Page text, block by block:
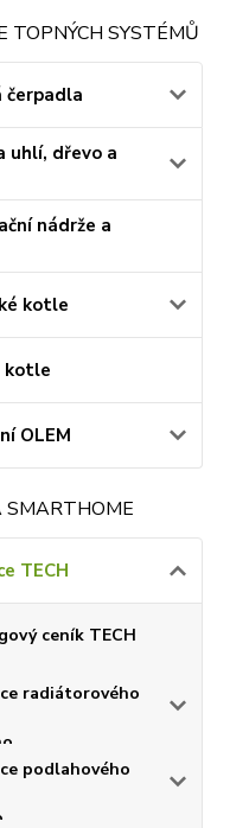
TOPNÝCH SYSTÉMŮ
čerpadla
uhlí, dřevo a
nádrže a
kotle
kotle
OLEM
SMARTHOME
TECH
ceník TECH
radiátorového
podlahového